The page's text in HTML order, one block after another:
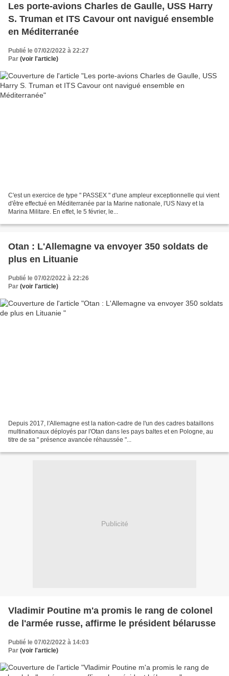
Les porte-avions Charles de Gaulle, USS Harry
S. Truman et ITS Cavour ont navigué ensemble
en Méditerranée
Publié le 07/02/2022 à 22:27
Par (voir l'article)
C'est un exercice de type " PASSEX " d'une ampleur exceptionnelle qui vient
d'être effectué en Méditerranée par la Marine nationale, l'US Navy et la
Marina Militare. En effet, le 5 février, le...
Otan : L'Allemagne va envoyer 350 soldats de
plus en Lituanie
Publié le 07/02/2022 à 22:26
Par (voir l'article)
Depuis 2017, l'Allemagne est la nation-cadre de l'un des cadres bataillons
multinationaux déployés par l'Otan dans les pays baltes et en Pologne, au
titre de sa " présence avancée réhaussée "...
Publicité
Vladimir Poutine m'a promis le rang de colonel
de l'armée russe, affirme le président bélarusse
Publié le 07/02/2022 à 14:03
Par (voir l'article)